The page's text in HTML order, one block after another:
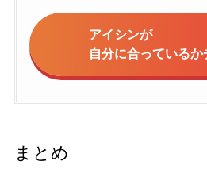
アイシンが
自分に合っているか
まとめ